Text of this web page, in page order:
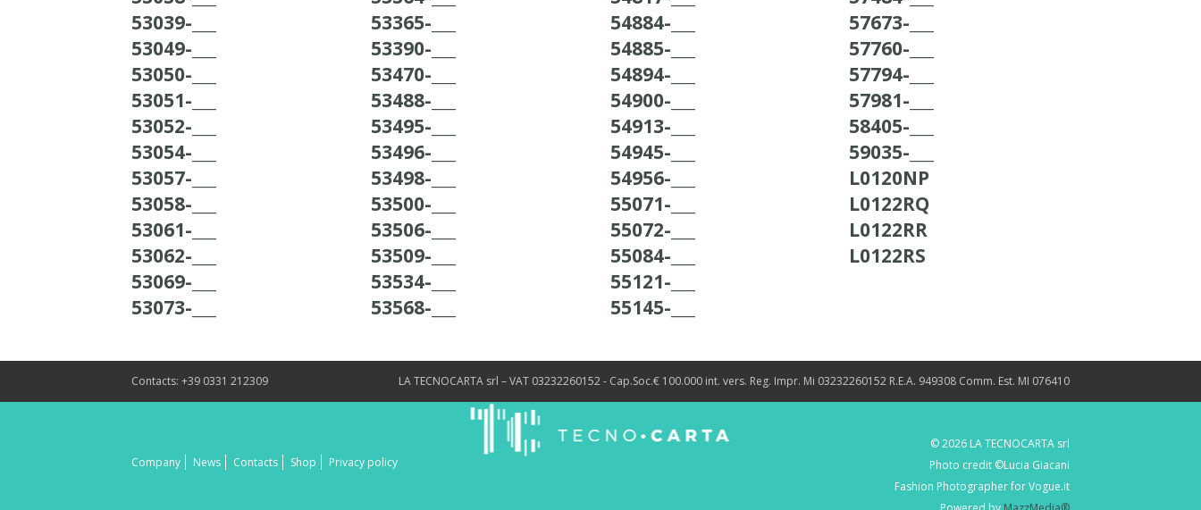
53039-___
53049-___
53050-___
53051-___
53052-___
53054-___
53057-___
53058-___
53061-___
53062-___
53069-___
53073-___
53365-___
53390-___
53470-___
53488-___
53495-___
53496-___
53498-___
53500-___
53506-___
53509-___
53534-___
53568-___
54884-___
54885-___
54894-___
54900-___
54913-___
54945-___
54956-___
55071-___
55072-___
55084-___
55121-___
55145-___
57673-___
57760-___
57794-___
57981-___
58405-___
59035-___
L0120NP
L0122RQ
L0122RR
L0122RS
Contacts: +39 0331 212309 LA TECNOCARTA srl – VAT 03232260152 - Cap.Soc.€ 100.000 int. vers. Reg. Impr. Mi 03232260152 R.E.A. 949308 Comm. Est. MI 076410
Company News Contacts Shop Privacy policy
© 2026 LA TECNOCARTA srl
Photo credit ©Lucia Giacani
Fashion Photographer for Vogue.it